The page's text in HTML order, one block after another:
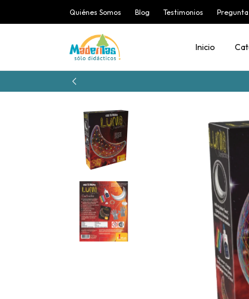
Quiénes Somos Blog Testimonios
Inicio